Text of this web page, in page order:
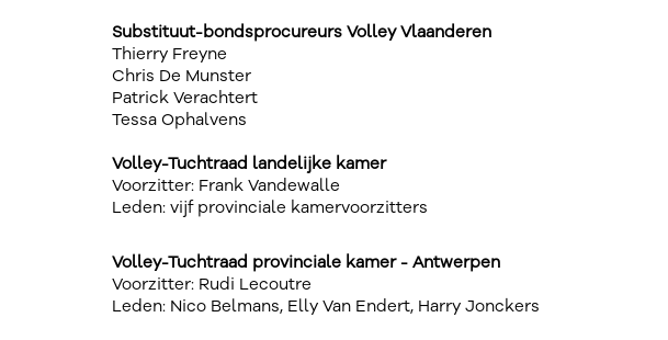
Substituut-bondsprocureurs Volley Vlaanderen
Thierry Freyne
Chris De Munster
Patrick Verachtert
Tessa Ophalvens
Volley-Tuchtraad landelijke kamer
Voorzitter: Frank Vandewalle
Leden: vijf provinciale kamervoorzitters
Volley-Tuchtraad provinciale kamer - Antwerpen
Voorzitter: Rudi Lecoutre
Leden: Nico Belmans, Elly Van Endert, Harry Jonckers